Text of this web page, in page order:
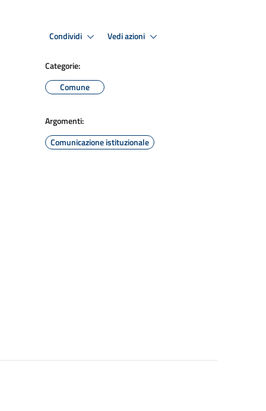
Condividi Vedi azioni
Categorie:
Comune
Argomenti:
Comunicazione istituzionale